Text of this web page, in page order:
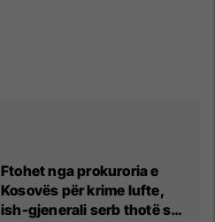
Ftohet nga prokuroria e
Kosovës për krime lufte,
ish-gjenerali serb thotë se